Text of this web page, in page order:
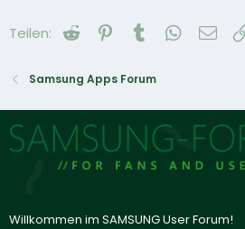
Teilen: Reddit Pinterest
Tumblr E-
Samsung Apps Forum
Willkommen im SAMSUNG User Forum!